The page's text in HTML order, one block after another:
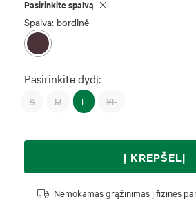
Pasirinkite spalvą
Spalva: bordinė
Pasirinkite dydį:
S M L XL
Į KREPŠELĮ
Nemokamas grąžinimas į fizines